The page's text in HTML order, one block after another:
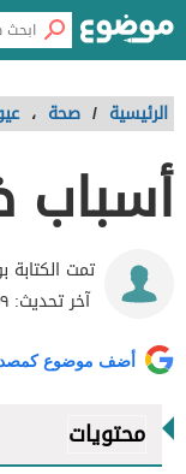
الرئيسية / صحة ،
أسباب
تمت
آخر تحديث:
أضف موضوع
محتويات